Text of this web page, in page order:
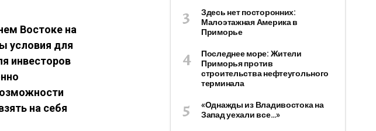
Востоке на
условия для
инвесторов
на себя
Здесь нет посторонних:
Малоэтажная Америка в
Приморье
Последнее море: Жители
Приморья против
строительства нефтеугольного
терминала
«Однажды из Владивостока на
Запад уехали все…»